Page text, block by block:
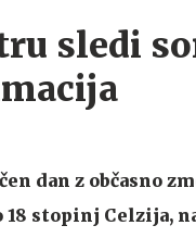
sledi
dan z občasno
18 stopinj Celzija,